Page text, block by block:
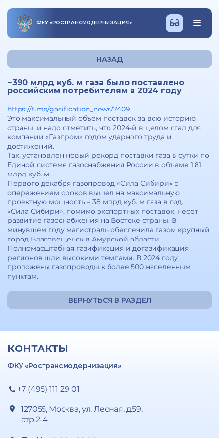
ФКУ «РОСТРАНСМОДЕРНИЗАЦИЯ»
НАЗАД
~390 млрд куб. м газа было поставлено
российским потребителям в 2024 году
https://t.me/gasification_news/7409
Это максимальный объем поставок за всю историю
страны, и надо отметить, что 2024-й в целом стал для
компании «Газпром» годом ударного труда и
достижений.
Так, установлен новый рекорд поставки газа в сутки по
Единой системе газоснабжения России в объеме 1,81
млрд куб. м.
Первого декабря газопровод «Сила Сибири» с
опережением сроков вышел на максимальную
проектную мощность – 38 млрд куб. м газа в год.
«Сила Сибири», помимо экспортных поставок, несет
развитие газоснабжения на Востоке страны. В
минувшем году магистраль обеспечила газом крупный
город Благовещенск в Амурской области.
Полномасштабная газификация и догазификация
регионов шли высокими темпами. В 2024 году
проложены газопроводы к более 500 населенным
пунктам.
ВЕРНУТЬСЯ В РАЗДЕЛ
КОНТАКТЫ
ФКУ «Ространсмодернизация»
+7 (495) 111 29 01
127055, Москва, ул. Лесная, д.59,
стр.2-4